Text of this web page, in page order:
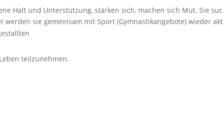
Halt und Unterstützung, stärken sich, machen sich Mut. Sie
werden sie gemeinsam mit Sport (Gymnastikangebote) wieder
teilzunehmen.